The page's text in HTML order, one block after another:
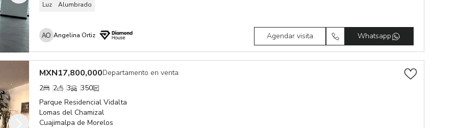
Luz Alumbrado
Angelina Ortiz Agendar visita Whatsapp
MXN17,800,000Departamento en venta
2
2 3
350
Parque Residencial Vidalta
Lomas del Chamizal
Cuajimalpa de Morelos